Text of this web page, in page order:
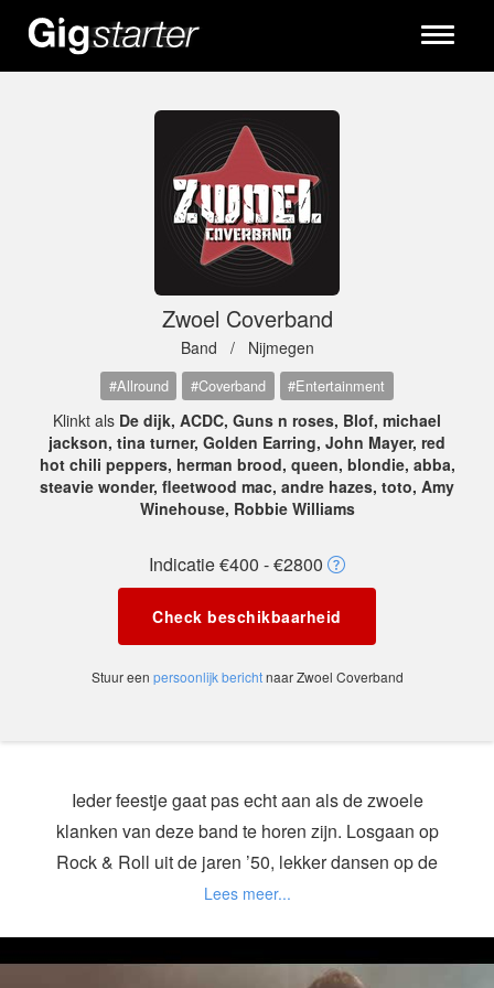
Toggle
Zwoel Coverband
Band / Nijmegen
#Allround #Coverband #Entertainment
Klinkt als De dijk, ACDC, Guns n roses, Blof, michael
jackson, tina turner, Golden Earring, John Mayer, red
hot chili peppers, herman brood, queen, blondie, abba,
steavie wonder, fleetwood mac, andre hazes, toto, Amy
Winehouse, Robbie Williams
Indicatie €400 - €2800
Check beschikbaarheid
Stuur een persoonlijk berichtnaar Zwoel Coverband
Ieder feestje gaat pas echt aan als de zwoele
klanken van deze band te horen zijn. Losgaan op
Rock & Roll uit de jaren ’50, lekker dansen op de
pop en disco hits uit de afgelopen vier decennia of